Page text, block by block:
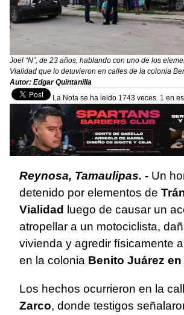
Joel “N”, de 23 años, hablando con uno de los
Vialidad que lo detuvieron en calles de la colonia
Autor: Edgar Quintanilla
La Nota se ha leido 1743 veces. 1 en
Reynosa, Tamaulipas. - Un
detenido por elementos de
Vialidad
luego de causar un
atropellar a un motociclista,
vivienda y agredir físicamente
en la colonia Benito Juárez
Los hechos ocurrieron en la
Zarco, donde testigos